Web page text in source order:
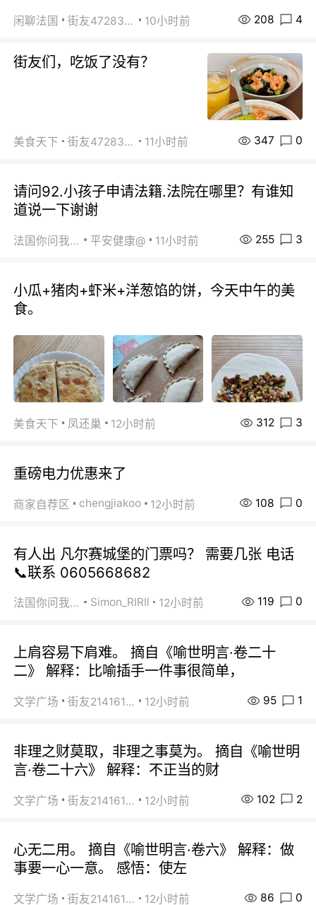
闲聊法国 街友472838572 10小时前 208 4
街友们，吃饭了没有？
美食天下 街友472838572 11小时前 347 0
请问92.小孩子申请法籍.法院在哪里？有谁知
道说一下谢谢
法国你问我答 平安健康@ 11小时前 255 3
小瓜+猪肉+虾米+洋葱馅的饼，今天中午的美
食。
美食天下 凤还巢 12小时前 312 3
重磅电力优惠来了
商家自荐区 chengjiakoo 12小时前 108 0
有人出 凡尔赛城堡的门票吗？ 需要几张 电话
📞联系 0605668682
法国你问我答 Simon_RIRIl 12小时前 119 0
上肩容易下肩难。 摘自《喻世明言·卷二十
二》 解释：比喻插手一件事很简单，
文学广场 街友21416156 12小时前 95 1
非理之财莫取，非理之事莫为。 摘自《喻世明
言·卷二十六》 解释：不正当的财
文学广场 街友21416156 12小时前 102 2
心无二用。 摘自《喻世明言·卷六》 解释：做
事要一心一意。 感悟：使左
文学广场 街友21416156 12小时前 86 0